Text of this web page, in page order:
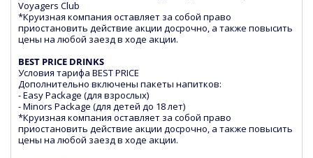
Voyagers Club
*Круизная компания оставляет за собой право
приостановить действие акции досрочно, а также повысить
цены на любой заезд в ходе акции.
BEST PRICE DRINKS
Условия тарифа BEST PRICE
Дополнительно включены пакеты напитков:
- Easy Package (для взрослых)
- Minors Package (для детей до 18 лет)
*Круизная компания оставляет за собой право
приостановить действие акции досрочно, а также повысить
цены на любой заезд в ходе акции.